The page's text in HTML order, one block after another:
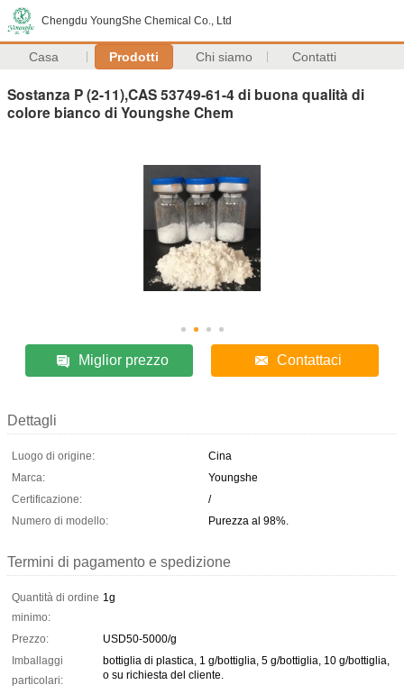
Chengdu YoungShe Chemical Co., Ltd
Casa Prodotti Chi siamo Contatti
Sostanza P (2-11),CAS 53749-61-4 di buona qualità di
colore bianco di Youngshe Chem
Miglior prezzo Contattaci
Dettagli
Luogo di origine:
Cina
Marca:
Youngshe
Certificazione:
/
Numero di modello:
Purezza al 98%.
Termini di pagamento e spedizione
Quantità di ordine
minimo:
1g
Prezzo:
USD50-5000/g
Imballaggi
particolari:
bottiglia di plastica, 1 g/bottiglia, 5 g/bottiglia, 10 g/bottiglia,
o su richiesta del cliente.